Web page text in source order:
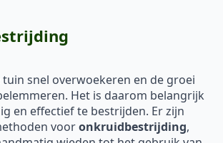
tuin snel overwoekeren en de groei
Het is daarom belangrijk
en effectief te bestrijden. Er zijn
vooronkruidbestrijding,